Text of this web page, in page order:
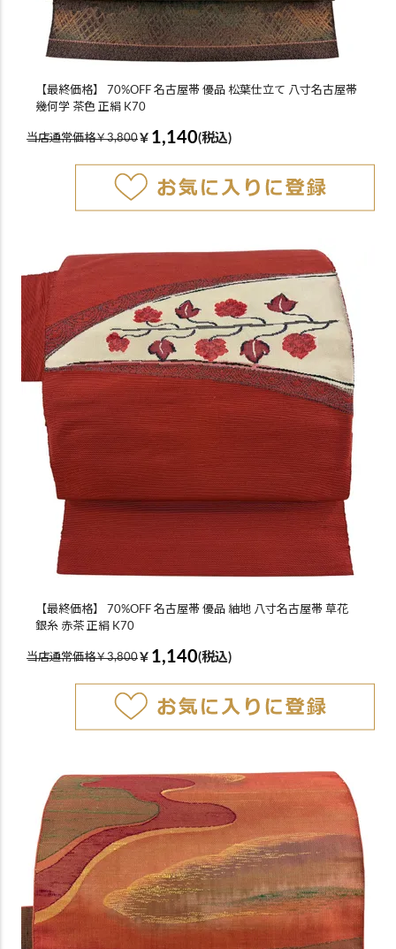
【最終価格】 70%OFF 名古屋帯 優品 松葉仕立て 八寸名古屋帯
幾何学 茶色 正絹 K70
当店通常価格￥3,800￥ 1,140(税込)
【最終価格】 70%OFF 名古屋帯 優品 紬地 八寸名古屋帯 草花
銀糸 赤茶 正絹 K70
当店通常価格￥3,800￥ 1,140(税込)